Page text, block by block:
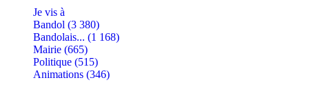
Je vis à
Bandol (3 380)
Bandolais... (1 168)
Mairie (665)
Politique (515)
Animations (346)